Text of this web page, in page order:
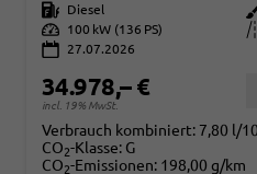
Kraftstoff
Diesel
Leistung
100 kW (136 PS)
27.07.2026
34.978,– €
incl. 19% MwSt.
Verbrauch kombiniert: 7,80 l/
CO2-Klasse: G
CO2-Emissionen: 198,00 g/km